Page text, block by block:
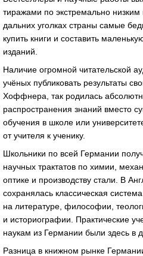
тиражами по экстремально
дальних уголках страны самые
купить книги и составить
изданий.
Наличие огромной читательской
учёных публиковать результаты
Хоффнера, так родилась
распространения знаний вместо
обучения в школе или
от учителя к ученику.
Школьники по всей Германии
научных трактатов по химии,
оптике и производству стали. В
сохранялась классическая
на литературе, философии,
и историографии. Практические
наукам из Германии были здесь в
Разница в книжном рынке